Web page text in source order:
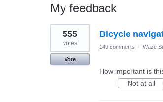
My feedback
1
result
found
Bicycle
555
votes
Vote
149 comments · Waze
How important is
Not at all